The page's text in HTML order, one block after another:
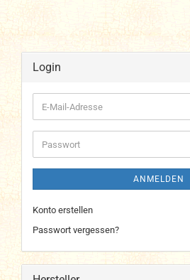
Login
E-
Mail-
Adresse
Passwort
ANMELDEN
Konto erstellen
Passwort vergessen?